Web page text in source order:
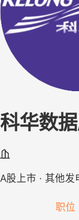
科华数
A股上市 · 其他发
职位